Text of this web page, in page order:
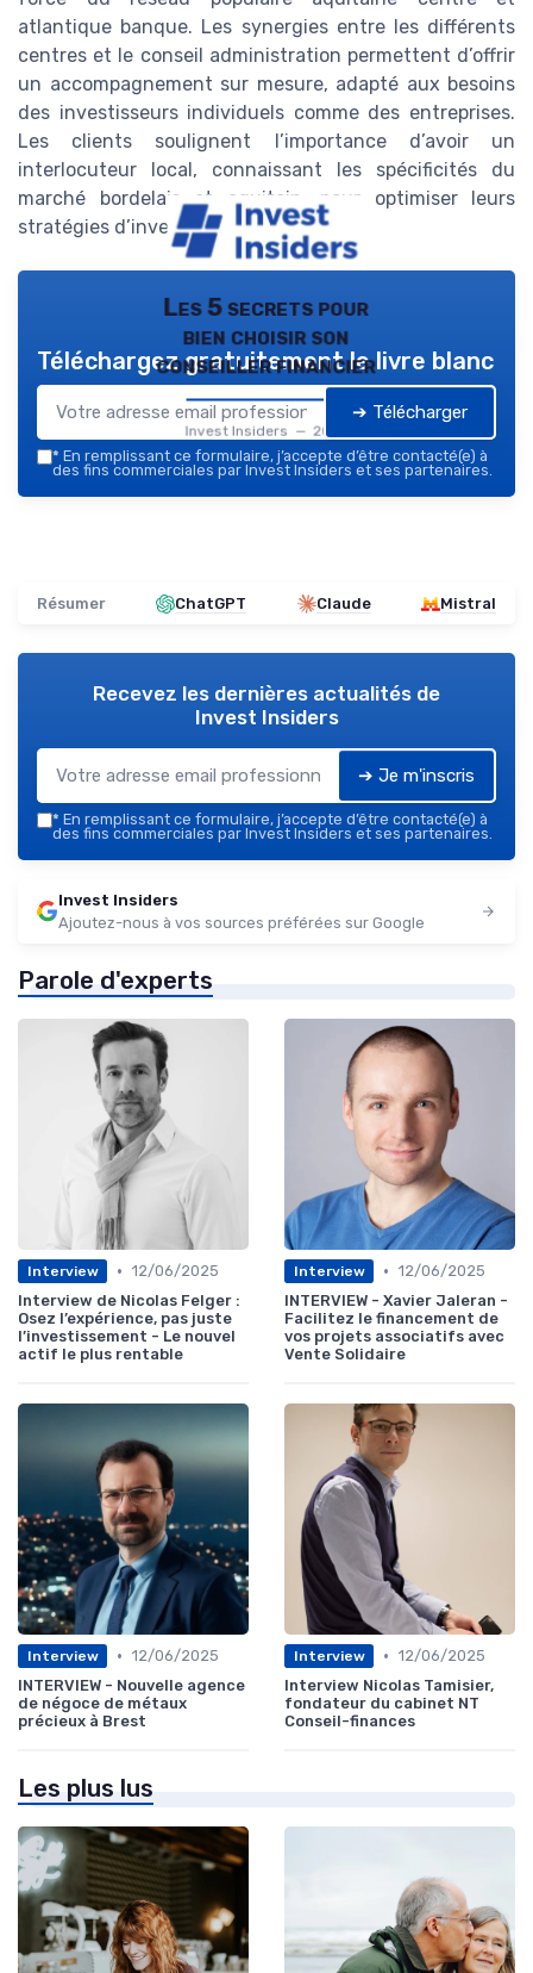
atlantique banque. Les synergies entre les différents
centres et le conseil administration permettent d’offrir
un accompagnement sur mesure, adapté aux besoins
des investisseurs individuels comme des entreprises.
Les clients soulignent l’importance d’avoir un
interlocuteur local, connaissant les spécificités du
marché bordelais et aquitain, pour optimiser leurs
stratégies d’investissement.
Les 5 secrets pour
bien choisir son
conseiller financier
Invest Insiders — 2026
Téléchargez gratuitement le livre blanc
➔ Télécharger
* En remplissant ce formulaire, j’accepte d’être contacté(e) à
des fins commerciales par Invest Insiders et ses partenaires.
Résumer ChatGPT Claude Mistral
Recevez les dernières actualités de
Invest Insiders
➔ Je m'inscris
* En remplissant ce formulaire, j’accepte d’être contacté(e) à
des fins commerciales par Invest Insiders et ses partenaires.
Invest Insiders
Ajoutez-nous à vos sources préférées sur Google
Parole d'experts
Interview • 12/06/2025
Interview de Nicolas Felger :
Osez l’expérience, pas juste
l’investissement - Le nouvel
actif le plus rentable
Interview • 12/06/2025
INTERVIEW - Xavier Jaleran -
Facilitez le financement de
vos projets associatifs avec
Vente Solidaire
Interview • 12/06/2025
INTERVIEW - Nouvelle agence
de négoce de métaux
précieux à Brest
Interview • 12/06/2025
Interview Nicolas Tamisier,
fondateur du cabinet NT
Conseil-finances
Les plus lus